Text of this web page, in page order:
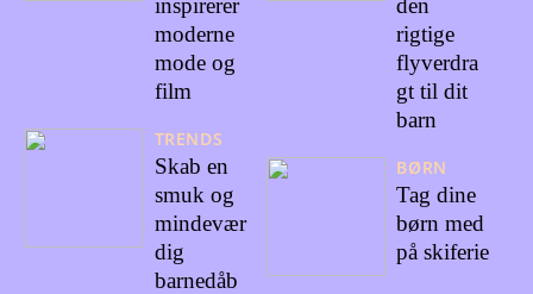
inspirerer
moderne
mode og
film
TRENDS
Skab en
smuk og
mindevær
dig
barnedåb
den
rigtige
flyverdra
gt til dit
barn
BØRN
Tag dine
børn med
på skiferie